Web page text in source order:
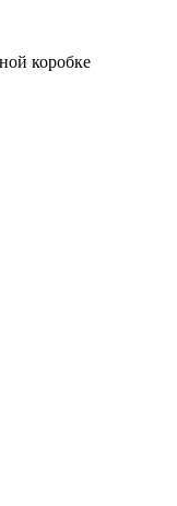
коробке